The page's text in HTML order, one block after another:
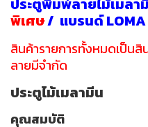
ประตูพิมพ์ลายไม้เมล
พิเศษ/ แบรนด์ LOMA
สินค้ารายการทั้งหมดเป็น
ลายมีจำกัด
ประตูไม้เมลามีน
คุณสมบัติ